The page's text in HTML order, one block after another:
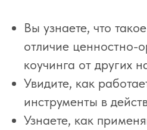
Вы узнаете, что
отличие ценностно-
коучинга от других
Увидите, как
инструменты в
Узнаете, как